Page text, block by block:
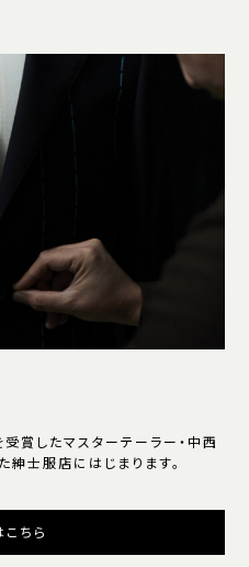
賞したマスターテーラー・中西
士服店にはじまります。
ちら